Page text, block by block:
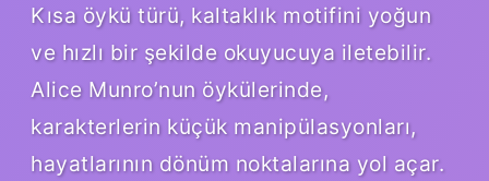
Kısa öykü türü, kaltaklık motifini yoğun
ve hızlı bir şekilde okuyucuya iletebilir.
Alice Munro’nun öykülerinde,
karakterlerin küçük manipülasyonları,
hayatlarının dönüm noktalarına yol açar.